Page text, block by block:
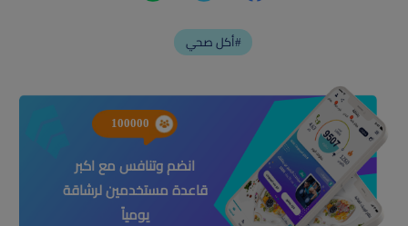
أكل صحي#
100000
انضم وتنافس مع اكبر
قاعدة مستخدمين لرشاقة
يومياً